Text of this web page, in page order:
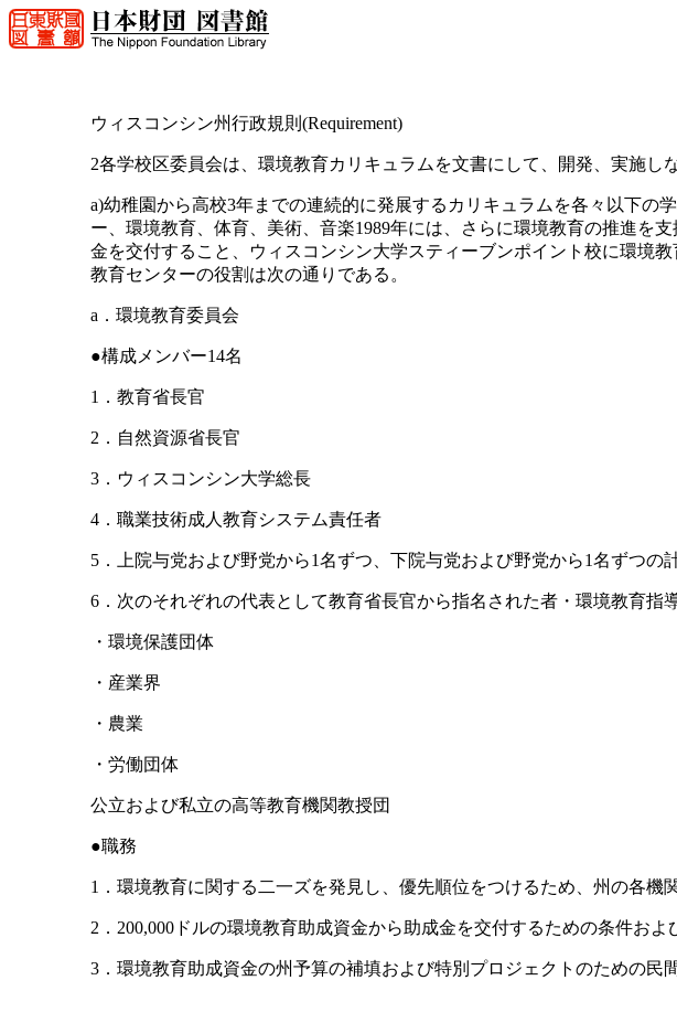
ウィスコンシン州行政規則(Requirement)
2各学校区委員会は、環境教育カリキュラムを文書にして、開発、実施し
a)幼稚園から高校3年までの連続的に発展するカリキュラムを各々以下の
ー、環境教育、体育、美術、音楽1989年には、さらに環境教育の推進を
金を交付すること、ウィスコンシン大学スティーブンポイント校に環境
教育センターの役割は次の通りである。
a．環境教育委員会
●構成メンバー14名
1．教育省長官
2．自然資源省長官
3．ウィスコンシン大学総長
4．職業技術成人教育システム責任者
5．上院与党および野党から1名ずつ、下院与党および野党から1名ずつの
6．次のそれぞれの代表として教育省長官から指名された者・環境教育指
・環境保護団体
・産業界
・農業
・労働団体
公立および私立の高等教育機関教授団
●職務
1．環境教育に関する二一ズを発見し、優先順位をつけるため、州の各機
2．200,000ドルの環境教育助成資金から助成金を交付するための条件およ
3．環境教育助成資金の州予算の補填および特別プロジェクトのための民